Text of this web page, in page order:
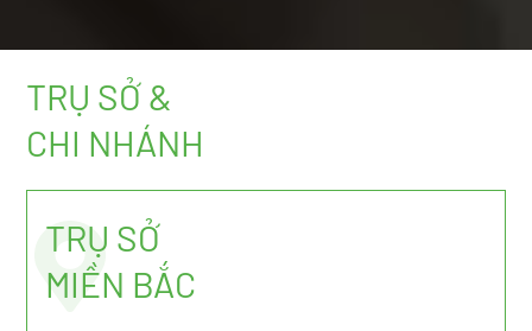
TRỤ SỞ &
CHI NHÁNH
TRỤ SỞ
MIỀN BẮC